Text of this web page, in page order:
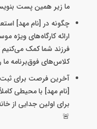
ما زیر همین پست
چگونه در [نام مهد]
ارائه کارگاه‌های ویژه
فرزند شما کمک
کلاس‌های فوق‌برنامه ما
آخرین فرصت برای
[نام مهد] با محیطی
🚨